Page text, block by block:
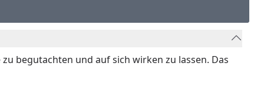
begutachten und auf sich wirken zu lassen. Das